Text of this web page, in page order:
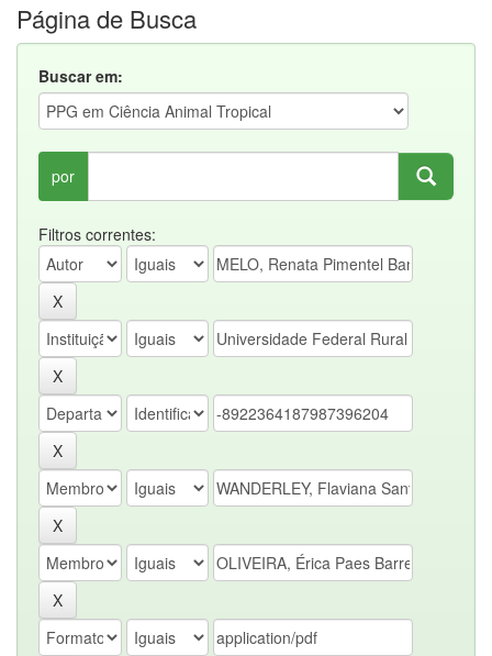
Página de Busca
Buscar em:
por
Filtros correntes: